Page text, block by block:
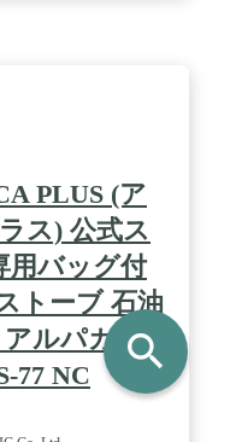
PLUS (ア
ス) 公式ス
用バッグ付
トーブ 石油
ルパカス
77 NC
search